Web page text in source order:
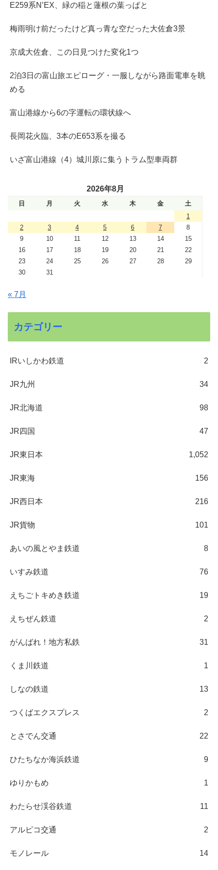
E259系N’EX、緑の稲と蓮根の葉っぱと
梅雨明け前だったけど真っ青な空だった大佐倉3景
京成大佐倉、この日見つけた変化1つ
2泊3日の富山旅エピローグ・一服しながら路面電車を眺
める
富山港線から6の字運転の環状線へ
長岡花火臨、3本のE653系を撮る
いざ富山港線（4）城川原に集うトラム型車両群
2026年8月
日 月 火 水 木 金
土
1
2
3 4 5 6 7
8
9
10 11 12 13 14
15
16
17 18 19 20 21
22
23
24 25 26 27 28
29
30
31
« 7月
カテゴリー
IRいしかわ鉄道 2
JR九州 34
JR北海道 98
JR四国 47
JR東日本 1,052
JR東海 156
JR西日本 216
JR貨物 101
あいの風とやま鉄道 8
いすみ鉄道 76
えちごトキめき鉄道 19
えちぜん鉄道 2
がんばれ！地方私鉄 31
くま川鉄道 1
しなの鉄道 13
つくばエクスプレス 2
とさでん交通 22
ひたちなか海浜鉄道 9
ゆりかもめ 1
わたらせ渓谷鉄道 11
アルピコ交通 2
モノレール 14